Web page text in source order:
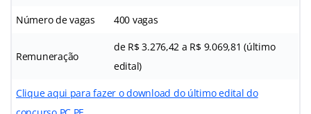
Número de vagas 400 vagas
Remuneração
de R$ 3.276,42 a R$ 9.069,81 (último
edital)
Clique aqui para fazer o download do último edital do